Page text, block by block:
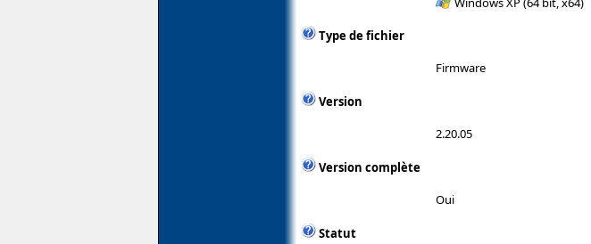
Type de fichier
Firmware
Version
2.20.05
Version complète
Oui
Statut